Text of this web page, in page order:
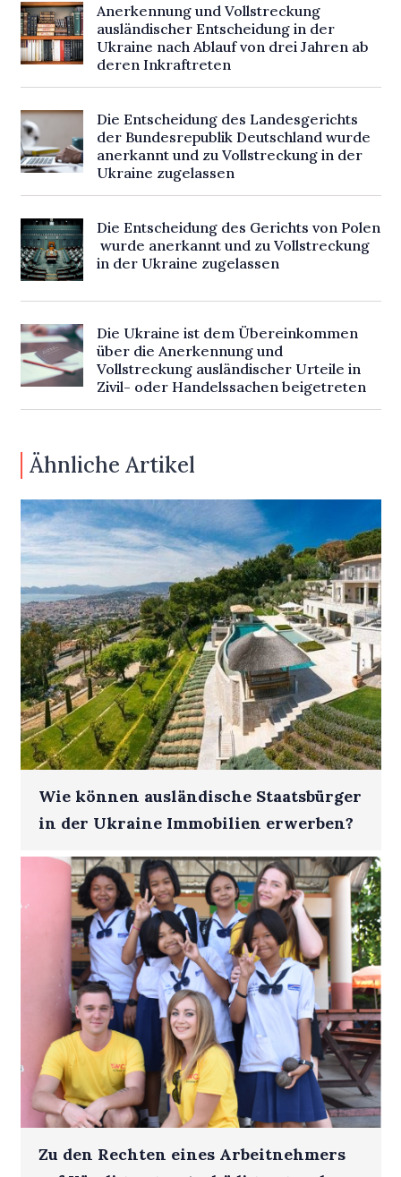
Anerkennung und Vollstreckung
ausländischer Entscheidung in der
Ukraine nach Ablauf von drei Jahren ab
deren Inkraftreten
Die Entscheidung des Landesgerichts
der Bundesrepublik Deutschland wurde
anerkannt und zu Vollstreckung in der
Ukraine zugelassen
Die Entscheidung des Gerichts von Polen
wurde anerkannt und zu Vollstreckung
in der Ukraine zugelassen
Die Ukraine ist dem Übereinkommen
über die Anerkennung und
Vollstreckung ausländischer Urteile in
Zivil- oder Handelssachen beigetreten
Ähnliche Artikel
Wie können ausländische Staatsbürger
in der Ukraine Immobilien erwerben?
Zu den Rechten eines Arbeitnehmers